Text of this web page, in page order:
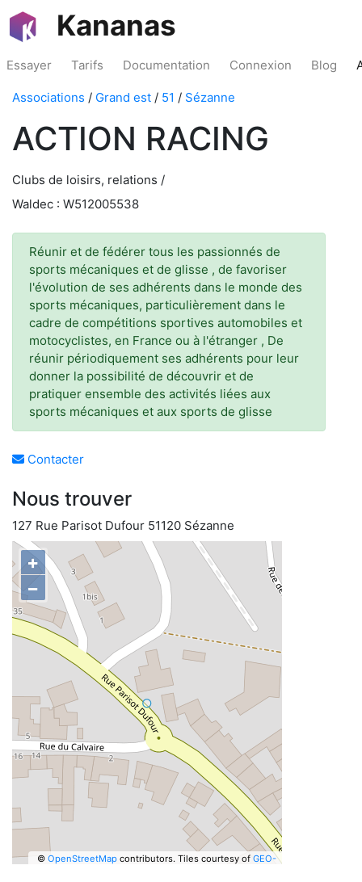
Kananas
Essayer Tarifs Documentation Connexion Blog
Associations / Grand est / 51 / Sézanne
ACTION RACING
Clubs de loisirs, relations /
Waldec : W512005538
Réunir et de fédérer tous les passionnés de
sports mécaniques et de glisse , de favoriser
l'évolution de ses adhérents dans le monde des
sports mécaniques, particulièrement dans le
cadre de compétitions sportives automobiles et
motocyclistes, en France ou à l'étranger , De
réunir périodiquement ses adhérents pour leur
donner la possibilité de découvrir et de
pratiquer ensemble des activités liées aux
sports mécaniques et aux sports de glisse
Contacter
Nous trouver
127 Rue Parisot Dufour 51120 Sézanne
+
−
© OpenStreetMapcontributors. Tiles courtesy of GEO-